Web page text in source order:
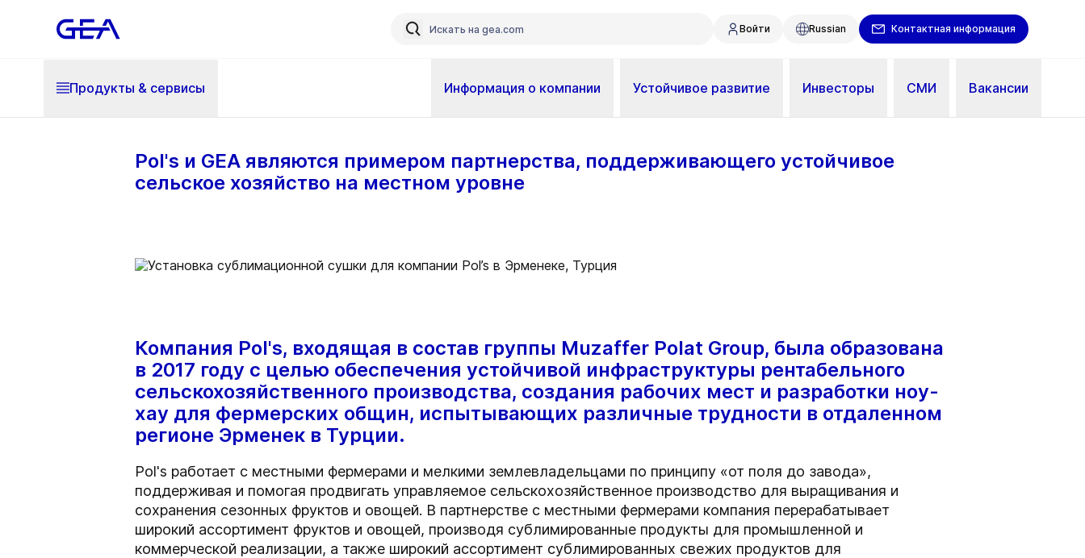
Войти Russian Контактная информация
Продукты & cервисы Информация о компании Устойчивое развитие Инвесторы СМИ Вакансии
Pol's и GEA являются примером партнерства, поддерживающего устойчивое
сельское хозяйство на местном уровне
Компания Pol's, входящая в состав группы Muzaffer Polat Group, была образована
в 2017 году с целью обеспечения устойчивой инфраструктуры рентабельного
сельскохозяйственного производства, создания рабочих мест и разработки ноу-
хау для фермерских общин, испытывающих различные трудности в отдаленном
регионе Эрменек в Турции.
Pol's работает с местными фермерами и мелкими землевладельцами по принципу «от поля до завода»,
поддерживая и помогая продвигать управляемое сельскохозяйственное производство для выращивания и
сохранения сезонных фруктов и овощей. В партнерстве с местными фермерами компания перерабатывает
широкий ассортимент фруктов и овощей, производя сублимированные продукты для промышленной и
коммерческой реализации, а также широкий ассортимент сублимированных свежих продуктов для